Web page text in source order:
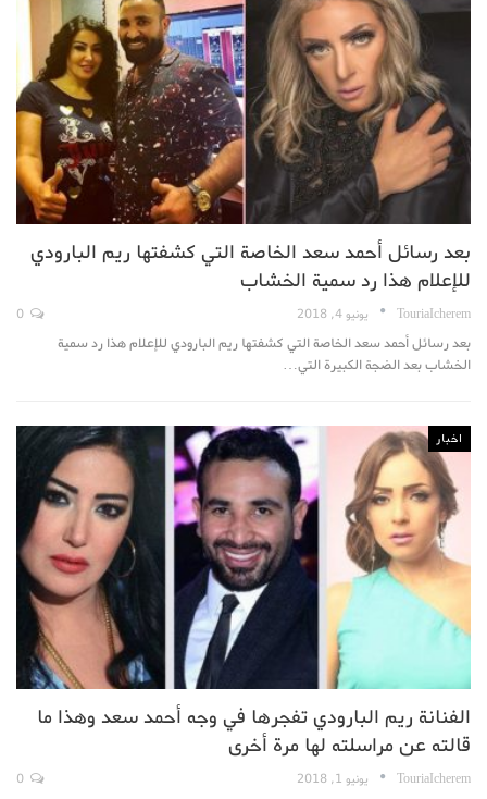
بعد رسائل أحمد سعد الخاصة التي كشفتها ريم البارودي
للإعلام هذا رد سمية الخشاب
TouriaIcherem يونيو 4, 2018
بعد رسائل أحمد سعد الخاصة التي كشفتها ريم البارودي للإعلام هذا رد سمية
الخشاب بعد الضجة الكبيرة التي…
اخبار
الفنانة ريم البارودي تفجرها في وجه أحمد سعد وهذا ما
قالته عن مراسلته لها مرة أخرى
TouriaIcherem يونيو 1, 2018